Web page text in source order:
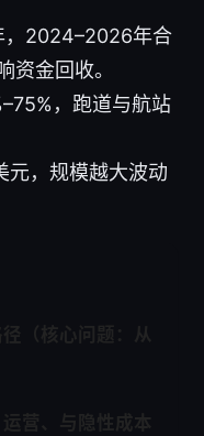
，2024–2026年合
资金回收。
，跑道与航站
元，规模越大波动